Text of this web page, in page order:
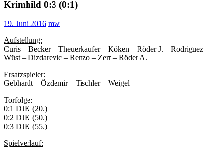
Krimhild 0:3 (0:1)
19. Juni 2016 mw
Aufstellung:
Curis – Becker – Theuerkaufer – Köken – Röder J. – Rodriguez –
Wüst – Dizdarevic – Renzo – Zerr – Röder A.
Ersatzspieler:
Gebhardt – Özdemir – Tischler – Weigel
Torfolge:
0:1 DJK (20.)
0:2 DJK (50.)
0:3 DJK (55.)
Spielverlauf: